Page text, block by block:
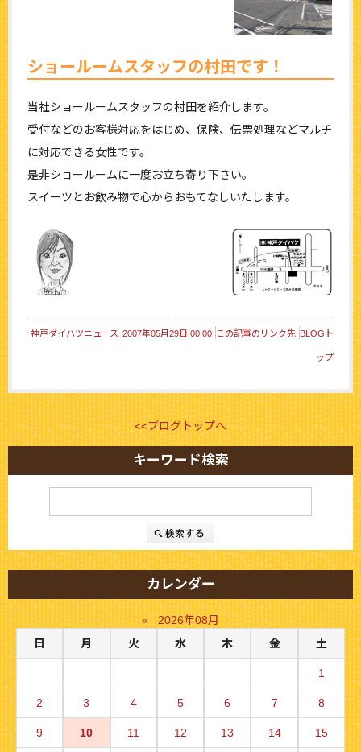
ショールームスタッフの村田です！
当社ショールームスタッフの村田を紹介します。
受付などのお客様対応をはじめ、保険、伝票処理などマルチ
に対応できる女性です。
是非ショールームに一度お立ち寄り下さい。
スイーツとお飲み物で心からおもてなしいたします。
神戸ダイハツニュース 2007年05月29日 00:00 この記事のリンク先 BLOGト
ップ
<<ブログトップへ
キーワード検索
カレンダー
«
2026年08月
日
月 火 水 木 金 土
1
2 3 4 5 6 7 8
9 10 11 12 13 14 15